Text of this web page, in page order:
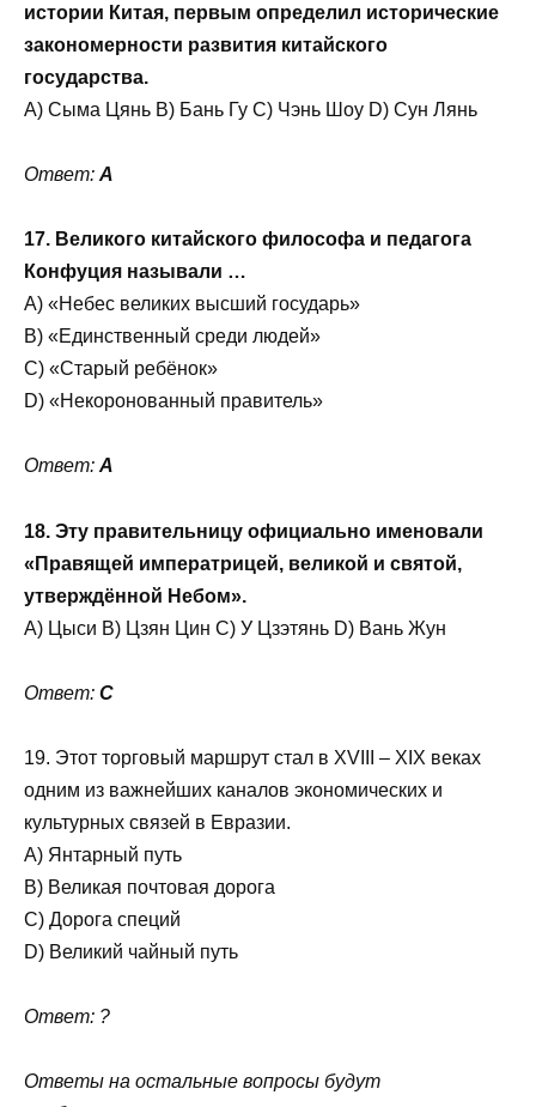
истории Китая, первым определил исторические
закономерности развития китайского
государства.
A) Сыма Цянь B) Бань Гу C) Чэнь Шоу D) Сун Лянь
Ответ: A
17. Великого китайского философа и педагога
Конфуция называли …
A) «Небес великих высший государь»
B) «Единственный среди людей»
C) «Старый ребёнок»
D) «Некоронованный правитель»
Ответ:A
18. Эту правительницу официально именовали
«Правящей императрицей, великой и святой,
утверждённой Небом».
A) Цыси B) Цзян Цин C) У Цзэтянь D) Вань Жун
Ответ: C
19. Этот торговый маршрут стал в XVIII – XIX веках
одним из важнейших каналов экономических и
культурных связей в Евразии.
A) Янтарный путь
B) Великая почтовая дорога
C) Дорога специй
D) Великий чайный путь
Ответ: ?
Ответы на остальные вопросы будут